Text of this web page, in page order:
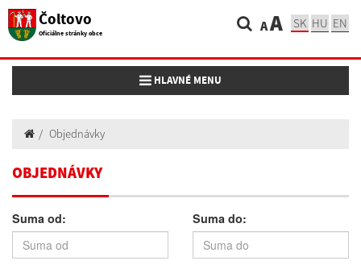
Čoltovo
Oficiálne stránky obce AA SK HU EN
Toggle navigation
HLAVNÉ MENU
Objednávky
OBJEDNÁVKY
Suma od: Suma do: